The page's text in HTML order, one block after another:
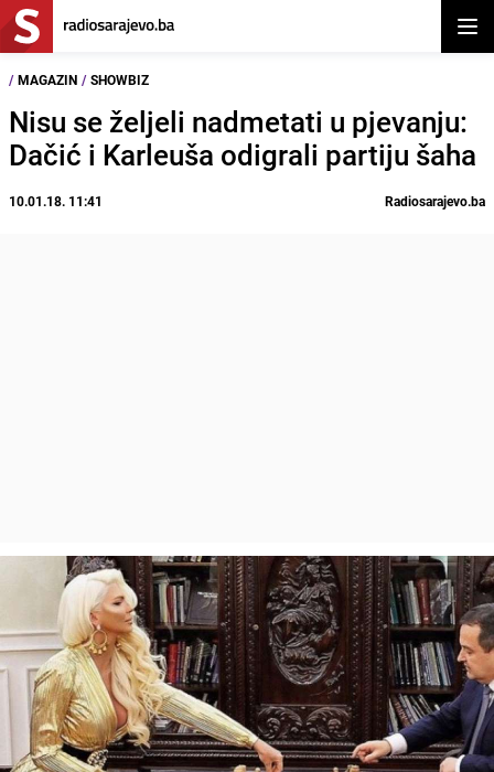
/ MAGAZIN / SHOWBIZ
Nisu se željeli nadmetati u pjevanju:
Dačić i Karleuša odigrali partiju šaha
10.01.18. 11:41 Radiosarajevo.ba